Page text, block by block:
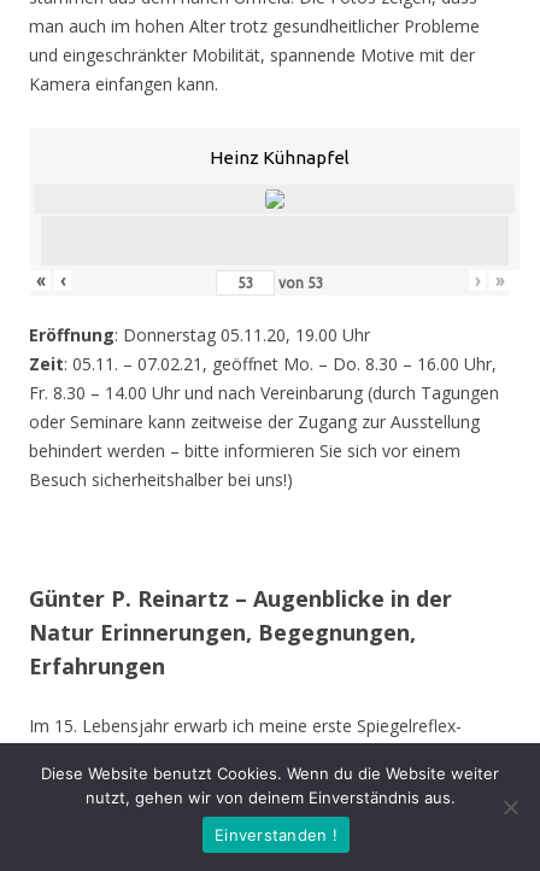
man auch im hohen Alter trotz gesundheitlicher Probleme
und eingeschränkter Mobilität, spannende Motive mit der
Kamera einfangen kann.
Heinz Kühnapfel
« ‹ von 53 › »
Eröffnung: Donnerstag 05.11.20, 19.00 Uhr
Zeit: 05.11. – 07.02.21, geöffnet Mo. – Do. 8.30 – 16.00 Uhr,
Fr. 8.30 – 14.00 Uhr und nach Vereinbarung (durch Tagungen
oder Seminare kann zeitweise der Zugang zur Ausstellung
behindert werden – bitte informieren Sie sich vor einem
Besuch sicherheitshalber bei uns!)
Günter P. Reinartz – Augenblicke in der
Natur Erinnerungen, Begegnungen,
Erfahrungen
Im 15. Lebensjahr erwarb ich meine erste Spiegelreflex-
Berufsleben begleitete mich meist eine Kamera.
Mit meiner Ausrüstung bewege ich mich vorwiegend im Raum
Nordrhein-Westfalen, bevorzugt im Kreis Unna, Hamm,
Diese Website benutzt Cookies. Wenn du die Website weiter
nutzt, gehen wir von deinem Einverständnis aus.
Einverstanden !